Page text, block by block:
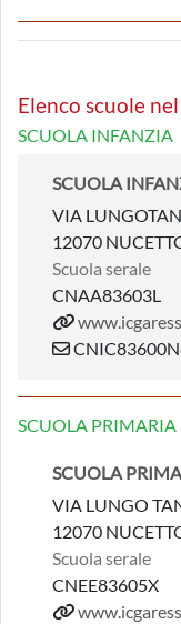
Elenco scuole
SCUOLA INFANZIA
SCUOLA
VIA
12070
Scuola serale
CNAA83603L
SCUOLA PRIMARIA
SCUOLA
VIA LUNGO
12070
Scuola serale
CNEE83605X